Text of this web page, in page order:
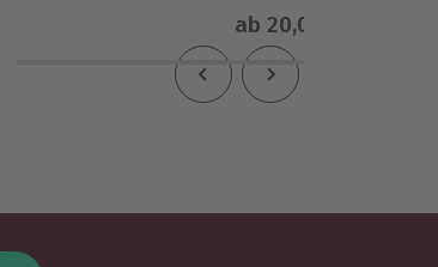
ab 20,00 €